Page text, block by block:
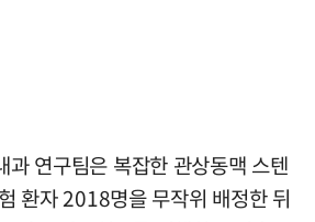
과 연구팀은 복잡한 관상동맥 스텐
환자 2018명을 무작위 배정한 뒤